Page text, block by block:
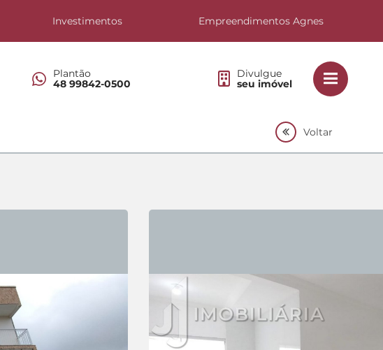
Investimentos Empreendimentos Agnes
Plantão
48 99842-0500
Divulgue
seu imóvel
Voltar